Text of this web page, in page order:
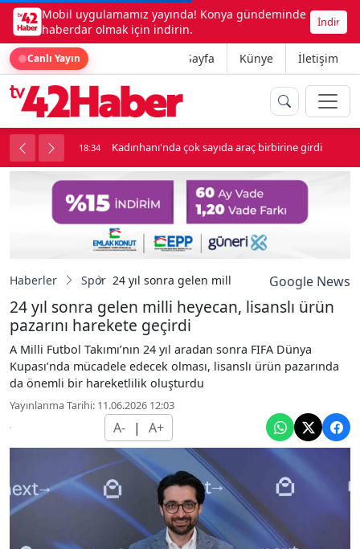
Mobil uygulamamız yayında! Konya gündeminde
haberdar olmak için indirin.
İndir
Canlı Yayın Ana Sayfa Künye İletişim
soygun 18:34 Kadınhanı'nda çok sayıda araç birbirine girdi
Haberler Spor 24 yıl sonra gelen milli heyecan, lisanslı
Google News
24 yıl sonra gelen milli heyecan, lisanslı ürün
pazarını harekete geçirdi
A Milli Futbol Takımı’nın 24 yıl aradan sonra FIFA Dünya
Kupası’nda mücadele edecek olması, lisanslı ürün pazarında
da önemli bir hareketlilik oluşturdu
Yayınlanma Tarihi: 11.06.2026 12:03
A- | A+